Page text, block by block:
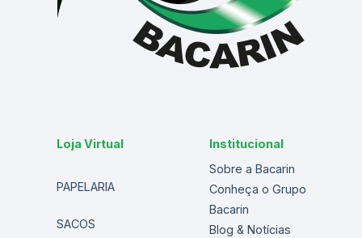
Loja Virtual
PAPELARIA
SACOS
Institucional
Sobre a Bacarin
Conheça o Grupo
Bacarin
Blog & Notícias